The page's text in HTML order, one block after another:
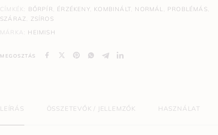
CÍMKÉK: BŐRPÍR, ÉRZÉKENY, KOMBINÁLT, NORMÁL , PROBLÉMÁS,
SZÁRAZ , ZSÍROS
MÁRKA: HEIMISH
MEGOSZTÁS
LEÍRÁS ÖSSZETEVŐK / JELLEMZŐK HASZNÁLAT